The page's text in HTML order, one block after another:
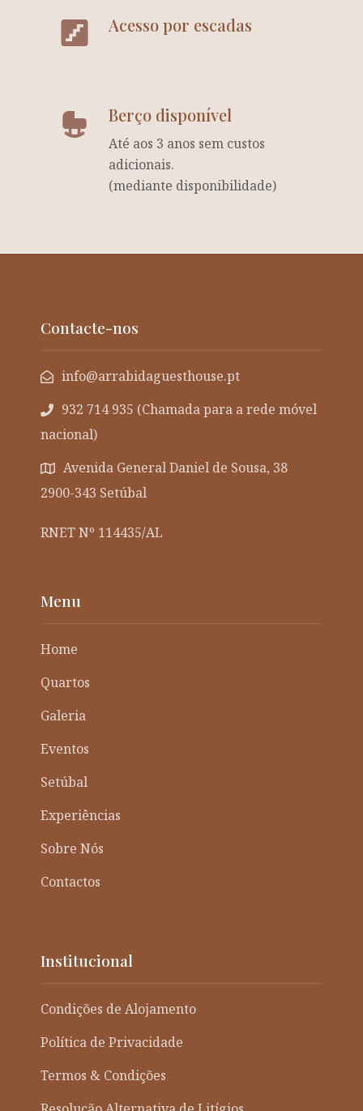
Acesso por escadas
Berço disponível
Até aos 3 anos sem custos
adicionais.
(mediante disponibilidade)
Contacte-nos
info@arrabidaguesthouse.pt
932 714 935 (Chamada para a rede móvel
nacional)
Avenida General Daniel de Sousa, 38
2900-343 Setúbal
RNET Nº 114435/AL
Menu
Home
Quartos
Galeria
Eventos
Setúbal
Experiências
Sobre Nós
Contactos
Institucional
Condições de Alojamento
Política de Privacidade
Termos & Condições